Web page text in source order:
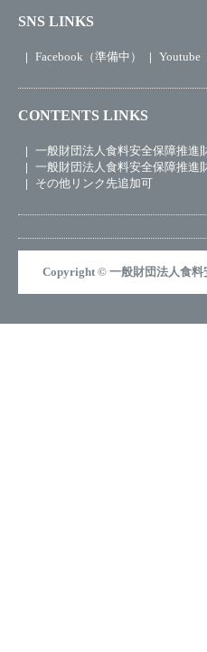
SNS LINKS
Facebook（準備中） Youtube
CONTENTS LINKS
一般財団法人食料安全保障推進
一般財団法人食料安全保障推進
その他リンク先追加可
Copyright © 一般財団法人食料